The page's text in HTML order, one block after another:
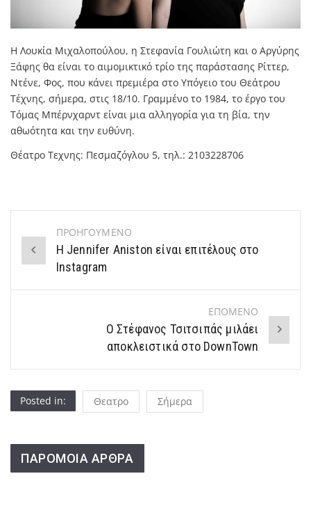
Η Λουκία Μιχαλοπούλου, η Στεφανία Γουλιώτη και ο Αργύρης
Ξάφης θα είναι το αιμομικτικό τρίο της παράστασης Ρίττερ,
Ντένε, Φος, που κάνει πρεμιέρα στο Υπόγειο του Θεάτρου
Τέχνης, σήμερα, στις 18/10. Γραμμένο το 1984, το έργο του
Τόμας Μπέρνχαρντ είναι μια αλληγορία για τη βία, την
αθωότητα και την ευθύνη.
Θέατρο Τεχνης: Πεσμαζόγλου 5, τηλ.: 2103228706
Post
navigation
ΠΡΟΗΓΟΥΜΕΝΟ
H Jennifer Aniston είναι επιτέλους στο
Instagram
ΕΠΟΜΕΝΟ
Ο Στέφανος Τσιτσιπάς μιλάει
αποκλειστικά στο DownTown
Posted in: Θεατρο Σήμερα
ΠΑΡΟΜΟΙΑ ΑΡΘΡΑ